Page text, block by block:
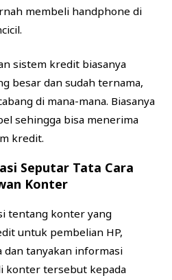
membeli handphone di
sistem kredit biasanya
besar dan sudah ternama,
di mana-mana. Biasanya
sehingga bisa menerima
kredit.
Seputar Tata Cara
Konter
tentang konter yang
untuk pembelian HP,
dan tanyakan informasi
konter tersebut kepada